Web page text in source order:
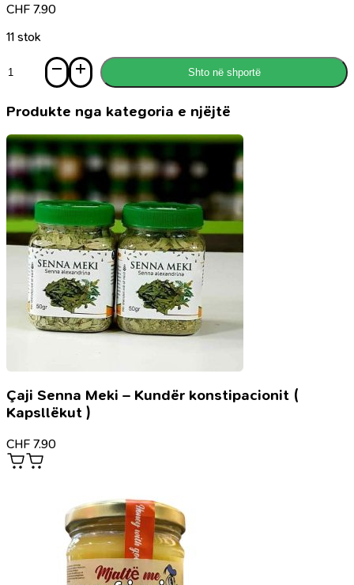
CHF 7.90
11 stok
Parfum
Aventus,
Shto në shportë
Produkte nga kategoria e njëjtë
Çaji Senna Meki – Kundër konstipacionit (
Kapsllëkut )
CHF 7.90